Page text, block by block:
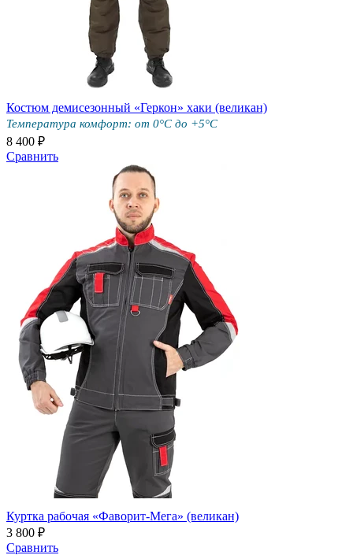
Костюм демисезонный «Геркон» хаки (великан)
Температура комфорт: от 0°C до +5°С
8 400 ₽
Сравнить
Куртка рабочая «Фаворит-Мега» (великан)
3 800 ₽
Сравнить